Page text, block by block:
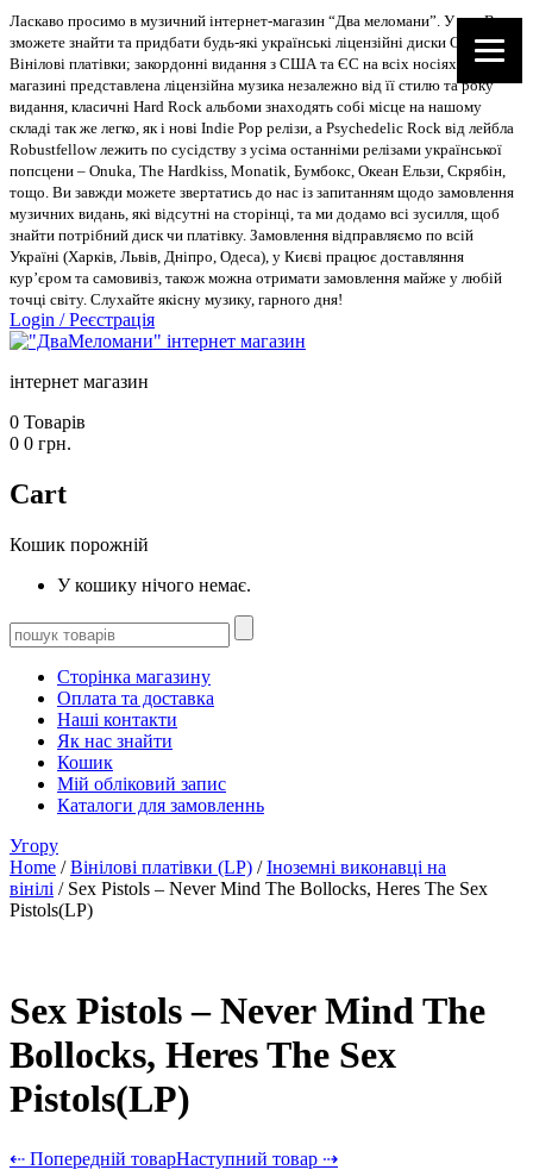
Ласкаво просимо в музичний інтернет-магазин “Два меломани”. У нас Ви
зможете знайти та придбати будь-які українські ліцензійні диски CD, DVD,
Вінілові платівки; закордонні видання з США та ЄС на всіх носіях. В
магазині представлена ліцензійна музика незалежно від її стилю та року
видання, класичні Hard Rock альбоми знаходять собі місце на нашому
складі так же легко, як і нові Indie Pop релізи, а Psychedelic Rock від лейбла
Robustfellow лежить по сусідству з усіма останніми релізами української
попсцени – Onuka, The Hardkiss, Monatik, Бумбокс, Океан Ельзи, Скрябін,
тощо. Ви завжди можете звертатись до нас із запитанням щодо замовлення
музичних видань, які відсутні на сторінці, та ми додамо всі зусилля, щоб
знайти потрібний диск чи платівку. Замовлення відправляємо по всій
Україні (Харків, Львів, Дніпро, Одеса), у Києві працює доставляння
кур’єром та самовивіз, також можна отримати замовлення майже у любій
точці світу. Слухайте якісну музику, гарного дня!
Login /Реєстрація
інтернет магазин
0 Товарів
0 0 грн.
Cart
Кошик порожній
У кошику нічого немає.
Сторінка магазину
Оплата та доставка
Наші контакти
Як нас знайти
Кошик
Мій обліковий запис
Каталоги для замовленнь
Угору
Home /Вінілові платівки (LP) /Іноземні виконавці на
вінілі / Sex Pistols – Never Mind The Bollocks, Heres The Sex
Pistols(LP)
Sex Pistols – Never Mind The
Bollocks, Heres The Sex
Pistols(LP)
⇠ Попередній товарНаступний товар ⇢